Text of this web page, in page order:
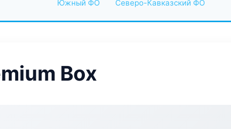
Южный ФО Северо-Кавказский ФО
Box